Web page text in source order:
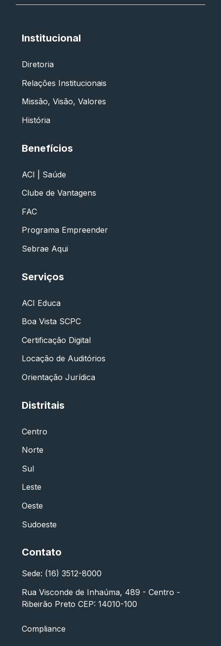
Institucional
Diretoria
Relações Institucionais
Missão, Visão, Valores
História
Benefícios
ACI | Saúde
Clube de Vantagens
FAC
Programa Empreender
Sebrae Aqui
Serviços
ACI Educa
Boa Vista SCPC
Certificação Digital
Locação de Auditórios
Orientação Jurídica
Distritais
Centro
Norte
Sul
Leste
Oeste
Sudoeste
Contato
Sede: (16) 3512-8000
Rua Visconde de Inhaúma, 489 - Centro -
Ribeirão Preto CEP: 14010-100
Compliance